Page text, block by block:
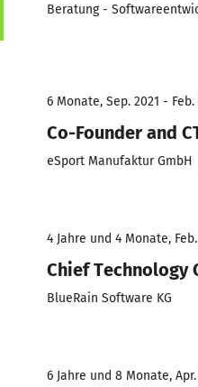
Beratung -
6 Monate, Sep. 2021 - Feb.
Co-Founder and
eSport Manufaktur GmbH
4 Jahre und 4 Monate,
Chief Technology
BlueRain Software KG
6 Jahre und 8 Monate,